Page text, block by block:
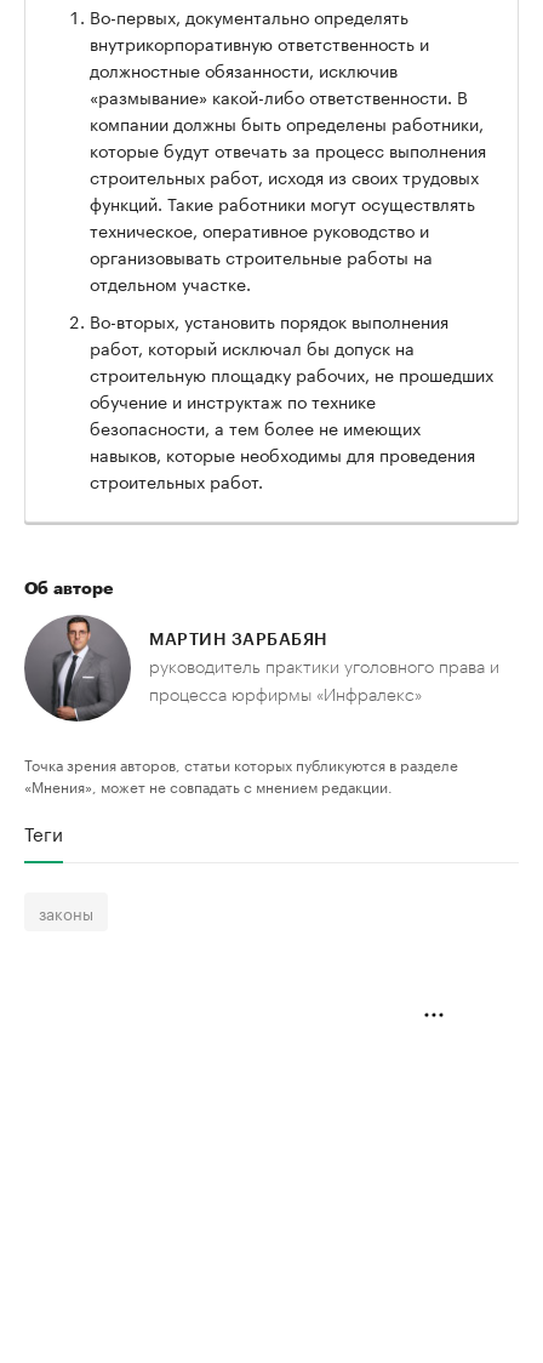
Во-первых, документально определять
внутрикорпоративную ответственность и
должностные обязанности, исключив
«размывание» какой-либо ответственности. В
компании должны быть определены работники,
которые будут отвечать за процесс выполнения
строительных работ, исходя из своих трудовых
функций. Такие работники могут осуществлять
техническое, оперативное руководство и
организовывать строительные работы на
отдельном участке.
Во-вторых, установить порядок выполнения
работ, который исключал бы допуск на
строительную площадку рабочих, не прошедших
обучение и инструктаж по технике
безопасности, а тем более не имеющих
навыков, которые необходимы для проведения
строительных работ.
Об авторе
МАРТИН ЗАРБАБЯН
руководитель практики уголовного права и
процесса юрфирмы «Инфралекс»
Точка зрения авторов, статьи которых публикуются в разделе
«Мнения», может не совпадать с мнением редакции.
Теги
законы